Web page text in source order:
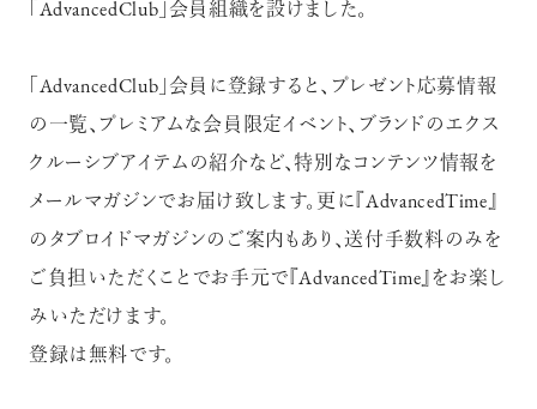
「AdvancedClub」会員組織を設けました。
「AdvancedClub」会員に登録すると、プレゼント応募情報
の一覧、プレミアムな会員限定イベント、ブランドのエクス
クルーシブアイテムの紹介など、特別なコンテンツ情報を
メールマガジンでお届け致します。更に『AdvancedTime』
のタブロイドマガジンのご案内もあり、送付手数料のみを
ご負担いただくことでお手元で『AdvancedTime』をお楽し
みいただけます。
登録は無料です。